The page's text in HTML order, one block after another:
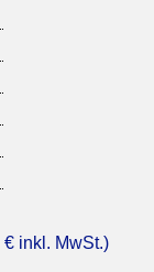
€ inkl. MwSt.)